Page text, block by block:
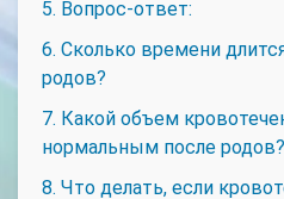
5. Вопрос-ответ:
6. Сколько времени
родов?
7. Какой объем
нормальным после родов?
8. Что делать, если